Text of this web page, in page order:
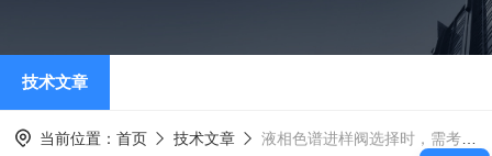
技术文章
当前位置： 首页 技术文章 液相色谱进样阀选择时，需考虑哪些事项？